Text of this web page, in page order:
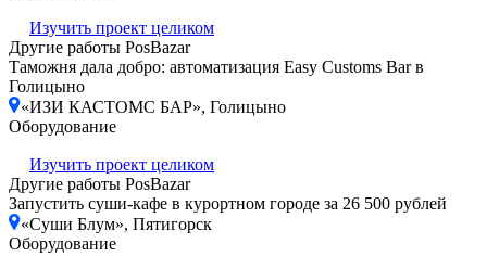
Изучить проект целиком
Другие работы PosBazar
Таможня дала добро: автоматизация Easy Customs Bar в
Голицыно
«ИЗИ КАСТОМС БАР», Голицыно
Оборудование
Изучить проект целиком
Другие работы PosBazar
Запустить суши-кафе в курортном городе за 26 500 рублей
«Суши Блум», Пятигорск
Оборудование